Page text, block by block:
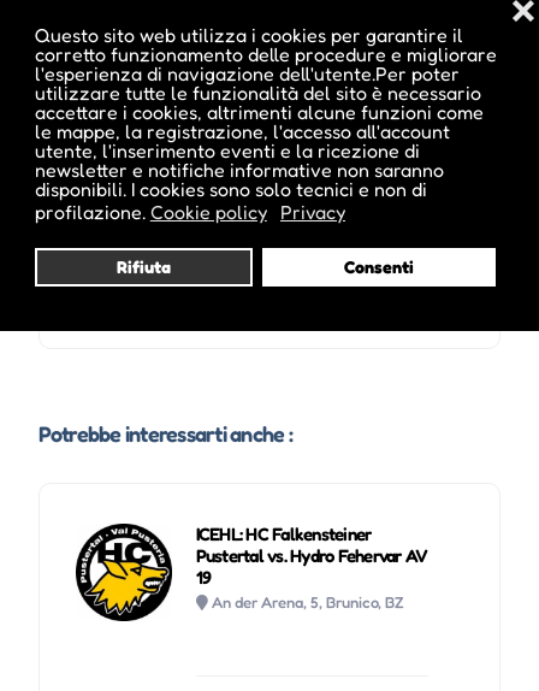
Questo sito web utilizza i cookies per garantire il
corretto funzionamento delle procedure e migliorare
l'esperienza di navigazione dell'utente.Per poter
utilizzare tutte le funzionalità del sito è necessario
accettare i cookies, altrimenti alcune funzioni come
le mappe, la registrazione, l'accesso all'account
utente, l'inserimento eventi e la ricezione di
newsletter e notifiche informative non saranno
disponibili. I cookies sono solo tecnici e non di
profilazione. Cookie policy Privacy
Rifiuta Consenti
❌
Date e orari evento :
Potrebbe interessarti anche :
ICEHL: HC Falkensteiner
Pustertal vs. Hydro Fehervar AV
19
An der Arena, 5, Brunico, BZ